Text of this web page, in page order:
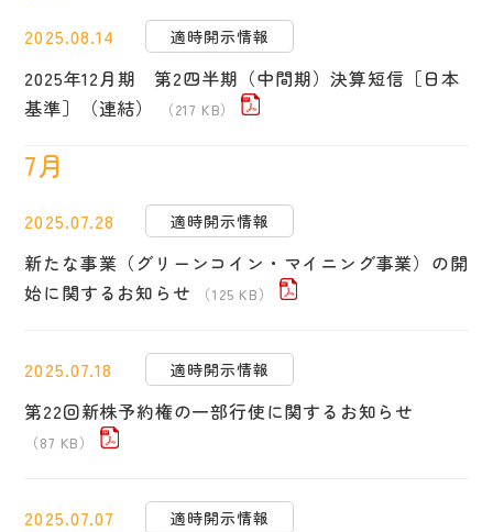
2025.08.14 適時開示情報
2025年12月期 第2四半期（中間期）決算短信［日本
基準］（連結）
（217 KB）
7月
2025.07.28 適時開示情報
新たな事業（グリーンコイン・マイニング事業）の開
始に関するお知らせ
（125 KB）
2025.07.18 適時開示情報
第22回新株予約権の一部行使に関するお知らせ
（87 KB）
2025.07.07 適時開示情報